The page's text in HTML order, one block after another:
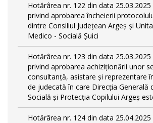
Hotărârea nr. 122 din data
privind aprobarea încheierii
dintre Consiliul Județean Argeș și
Medico - Socială Șuici
Hotărârea nr. 123 din data
privind aprobarea achiziționării unor
consultanță, asistare și reprezentare
de judecată în care Direcția Generală
Socială și Protecția Copilului Argeș
Hotărârea nr. 124 din data